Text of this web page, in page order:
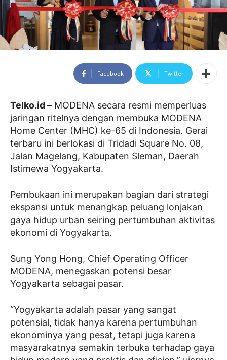
Facebook Twitter
Telko.id – MODENA secara resmi memperluas
jaringan ritelnya dengan membuka MODENA
Home Center (MHC) ke-65 di Indonesia. Gerai
terbaru ini berlokasi di Tridadi Square No. 08,
Jalan Magelang, Kabupaten Sleman, Daerah
Istimewa Yogyakarta.
Pembukaan ini merupakan bagian dari strategi
ekspansi untuk menangkap peluang lonjakan
gaya hidup urban seiring pertumbuhan aktivitas
ekonomi di Yogyakarta.
Sung Yong Hong, Chief Operating Officer
MODENA, menegaskan potensi besar
Yogyakarta sebagai pasar.
“Yogyakarta adalah pasar yang sangat
potensial, tidak hanya karena pertumbuhan
ekonominya yang pesat, tetapi juga karena
masyarakatnya semakin terbuka terhadap gaya